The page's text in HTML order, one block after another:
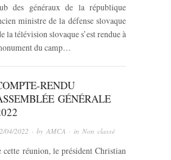
des généraux de la république
ministre de la défense slovaque
la télévision slovaque s’est rendue à
du camp…
RENDU
GÉNÉRALE
04/2022 · byAMCA · in Non classé
cette réunion, le président Christian